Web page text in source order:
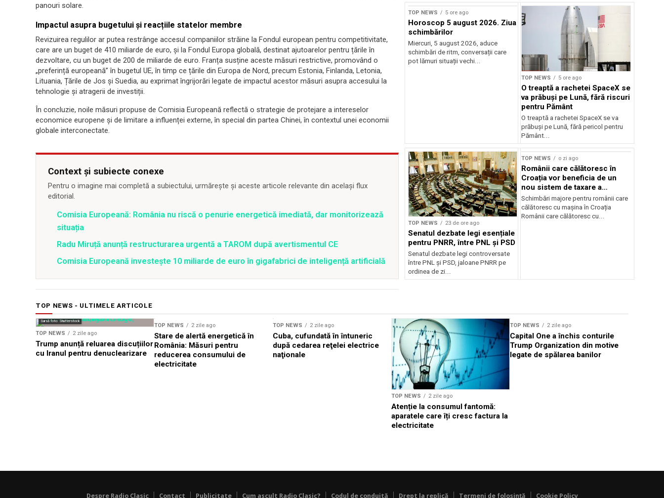
panouri solare.
Impactul asupra bugetului și reacțiile statelor membre
Revizuirea regulilor ar putea restrânge accesul companiilor străine la Fondul european pentru competitivitate,
care are un buget de 410 miliarde de euro, și la Fondul Europa globală, destinat ajutoarelor pentru țările în
dezvoltare, cu un buget de 200 de miliarde de euro. Franța susține aceste măsuri restrictive, promovând o
„preferință europeană” în bugetul UE, în timp ce țările din Europa de Nord, precum Estonia, Finlanda, Letonia,
Lituania, Țările de Jos și Suedia, au exprimat îngrijorări legate de impactul acestor măsuri asupra accesului la
tehnologie și atragerii de investiții.
În concluzie, noile măsuri propuse de Comisia Europeană reflectă o strategie de protejare a intereselor
economice europene și de limitare a influenței externe, în special din partea Chinei, în contextul unei economii
globale interconectate.
Context și subiecte conexe
Pentru o imagine mai completă a subiectului, urmărește și aceste articole relevante din același flux
editorial.
Comisia Europeană: România nu riscă o penurie energetică imediată, dar monitorizează
situația
Radu Miruță anunță restructurarea urgentă a TAROM după avertismentul CE
Comisia Europeană investește 10 miliarde de euro în gigafabrici de inteligență artificială
TOP NEWS 5 ore ago
Horoscop 5 august 2026. Ziua
schimbărilor
Miercuri, 5 august 2026, aduce
schimbări de ritm, conversații care
pot lămuri situații vechi...
TOP NEWS 5 ore ago
O treaptă a rachetei SpaceX se
va prăbuși pe Lună, fără riscuri
pentru Pământ
O treaptă a rachetei SpaceX se va
prăbuși pe Lună, fără pericol pentru
Pământ...
TOP NEWS 23 de ore ago
Senatul dezbate legi esențiale
pentru PNRR, între PNL și PSD
Senatul dezbate legi controversate
între PNL și PSD, jaloane PNRR pe
ordinea de zi...
TOP NEWS o zi ago
Românii care călătoresc în
Croația vor beneficia de un
nou sistem de taxare a
autostrăzilor
Schimbări majore pentru românii care
călătoresc cu mașina în Croația
Românii care călătoresc cu...
TOP NEWS - ULTIMELE ARTICOLE
Sursă foto: Shutterstock
TOP NEWS 2 zile ago
Trump anunță reluarea discuțiilor
cu Iranul pentru denuclearizare
TOP NEWS 2 zile ago
Stare de alertă energetică în
România: Măsuri pentru
reducerea consumului de
electricitate
TOP NEWS 2 zile ago
Cuba, cufundată în întuneric
după cedarea reţelei electrice
naţionale
TOP NEWS 2 zile ago
Atenție la consumul fantomă:
aparatele care îți cresc factura la
electricitate
TOP NEWS 2 zile ago
Capital One a închis conturile
Trump Organization din motive
legate de spălarea banilor
Despre Radio Clasic Contact Publicitate Cum ascult Radio Clasic? Codul de conduită Drept la replică Termeni de folosință Cookie Policy